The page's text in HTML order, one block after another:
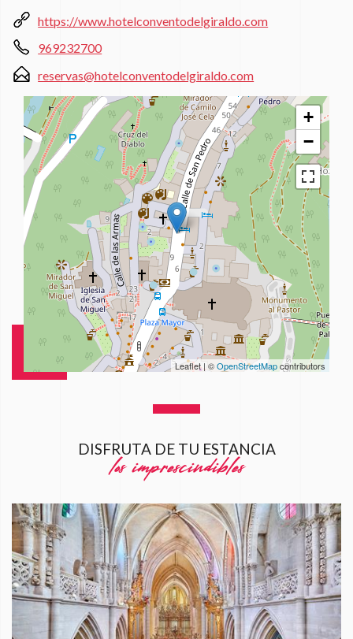
https://www.hotelconventodelgiraldo.com
969232700
reservas@hotelconventodelgiraldo.com
+
−
Leaflet | ©OpenStreetMapcontributors
DISFRUTA DE TU ESTANCIA
los imprescindibles